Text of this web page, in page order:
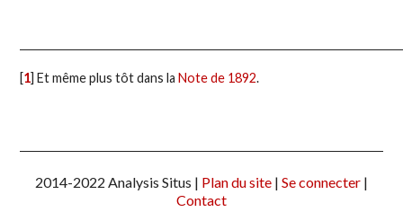
[1]Et même plus tôt dans laNote de 1892.
2014-2022 Analysis Situs | Plan du site | Se connecter |
Contact